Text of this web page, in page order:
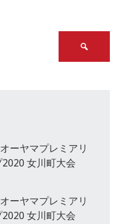
ーヤマプレミアリ
女川町大会
ーヤマプレミアリ
女川町大会